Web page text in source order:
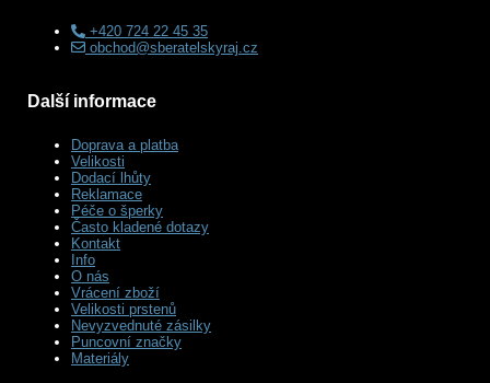
+420 724 22 45 35
obchod@sberatelskyraj.cz
Další informace
Doprava a platba
Velikosti
Dodací lhůty
Reklamace
Péče o šperky
Často kladené dotazy
Kontakt
Info
O nás
Vrácení zboží
Velikosti prstenů
Nevyzvednuté zásilky
Puncovní značky
Materiály